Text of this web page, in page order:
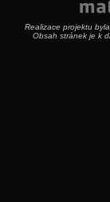
Realizace projektu
Obsah stránek je k